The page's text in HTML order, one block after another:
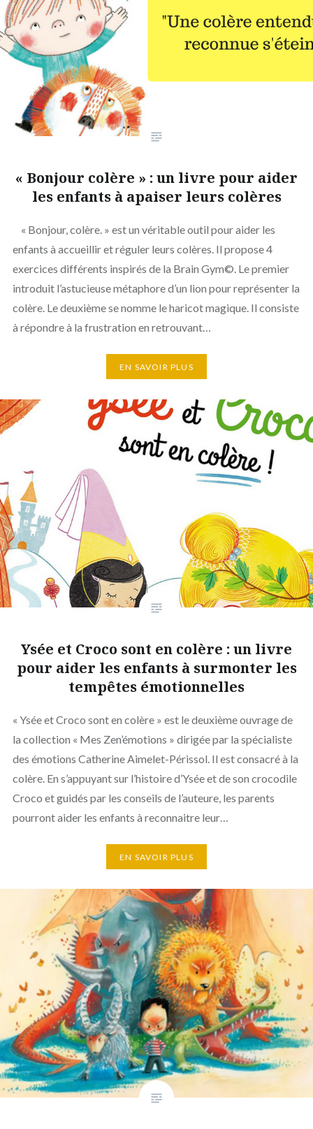
« Bonjour colère » : un livre pour aider
les enfants à apaiser leurs colères
« Bonjour, colère. » est un véritable outil pour aider les
enfants à accueillir et réguler leurs colères. Il propose 4
exercices différents inspirés de la Brain Gym©. Le premier
introduit l’astucieuse métaphore d’un lion pour représenter la
colère. Le deuxième se nomme le haricot magique. Il consiste
à répondre à la frustration en retrouvant…
EN SAVOIR PLUS
Ysée et Croco sont en colère : un livre
pour aider les enfants à surmonter les
tempêtes émotionnelles
« Ysée et Croco sont en colère » est le deuxième ouvrage de
la collection « Mes Zen’émotions » dirigée par la spécialiste
des émotions Catherine Aimelet-Périssol. Il est consacré à la
colère. En s’appuyant sur l’histoire d’Ysée et de son crocodile
Croco et guidés par les conseils de l’auteure, les parents
pourront aider les enfants à reconnaitre leur…
EN SAVOIR PLUS